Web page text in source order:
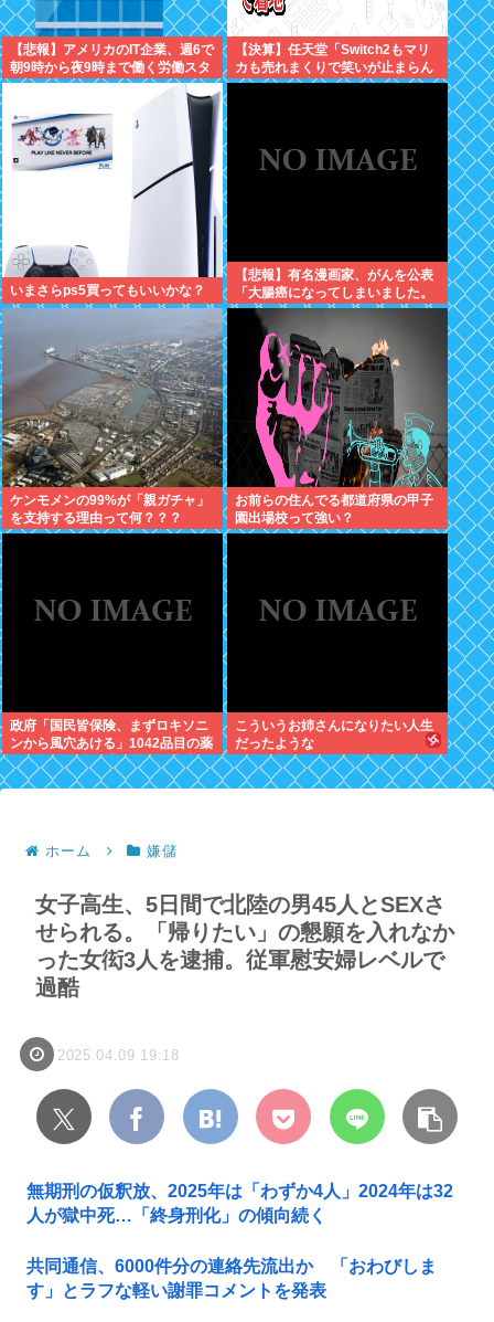
【悲報】アメリカのIT企業、週6で
朝9時から夜9時まで働く労働スタ
イルが流行り始める
【決算】任天堂「Switch2もマリ
カも売れまくりで笑いが止まらん
どすえ！」連結経常利益は前年同
いまさらps5買ってもいいかな？
【悲報】有名漫画家、がんを公表
「大腸癌になってしまいました。
肝臓に転移も見られてステージ4
です」
ケンモメンの99%が「親ガチャ」
を支持する理由って何？？？
お前らの住んでる都道府県の甲子
園出場校って強い？
政府「国民皆保険、まずロキソニ
ンから風穴あける」1042品目の薬
価4分の1を保険適用外で財布直
撃、2027年3月開始
こういうお姉さんになりたい人生
だったような
ホーム 嫌儲
女子高生、5日間で北陸の男45人とSEXさ
せられる。「帰りたい」の懇願を入れなか
った女衒3人を逮捕。従軍慰安婦レベルで
過酷
2025.04.09 19:18
無期刑の仮釈放、2025年は「わずか4人」2024年は32
人が獄中死…「終身刑化」の傾向続く
共同通信、6000件分の連絡先流出か 「おわびしま
す」とラフな軽い謝罪コメントを発表